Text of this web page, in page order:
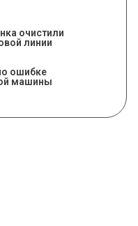
очистили
линии
ошибке
машины